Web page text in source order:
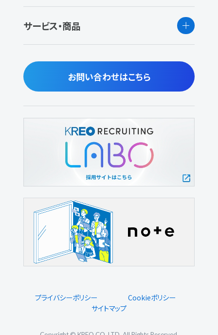
サービス・商品
お問い合わせはこちら
プライバシーポリシー
Cookieポリシー
サイトマップ